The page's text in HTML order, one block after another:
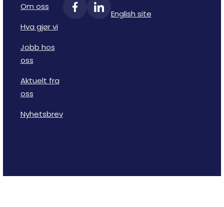
Om oss
Hva gjør vi
Jobb hos
oss
Aktuelt fra
oss
Nyhetsbrev
English site